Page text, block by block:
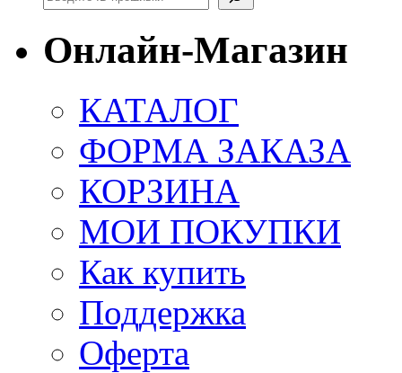
Онлайн-Магазин
КАТАЛОГ
ФОРМА ЗАКАЗА
КОРЗИНА
МОИ ПОКУПКИ
Как купить
Поддержка
Оферта